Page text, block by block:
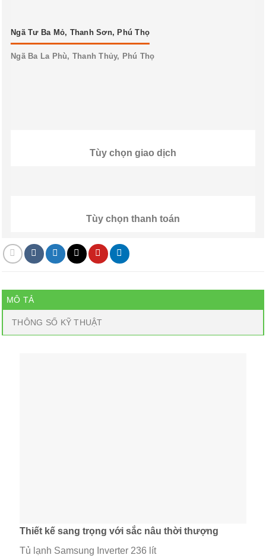
Ngã Tư Ba Mỏ, Thanh Sơn, Phú Thọ
Ngã Ba La Phù, Thanh Thủy, Phú Thọ
Tùy chọn giao dịch
Tùy chọn thanh toán
MÔ TẢ
THÔNG SỐ KỸ THUẬT
Thiết kế sang trọng với sắc nâu thời thượng
Tủ lạnh Samsung Inverter 236 lít